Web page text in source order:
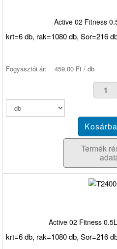
Active 02 Fitness
krt=6 db, rak=1080 db, Sor=216
Fogyasztói ár: 459,00 Ft / db
Termék
Active 02 Fitness
krt=6 db, rak=1080 db, Sor=216